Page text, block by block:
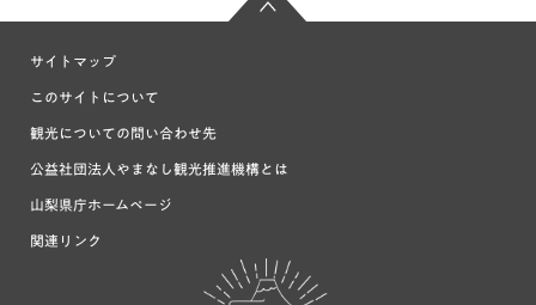
サイトマップ
このサイトについて
観光についての問い合わせ先
公益社団法人やまなし観光推進機構とは
山梨県庁ホームページ
関連リンク
富士の国や